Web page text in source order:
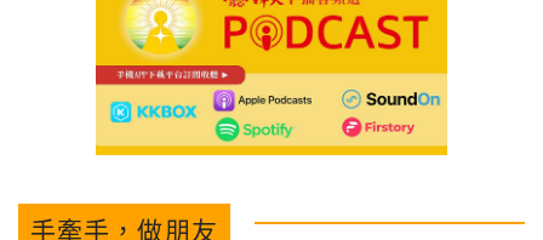
手牽手，做朋友